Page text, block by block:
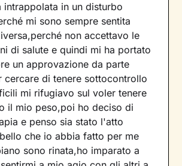
intrappolata in un disturbo
mi sono sempre sentita
non accettavo le
di salute e quindi mi ha portato
un approvazione da parte
cercare di tenere sottocontrollo
mi rifugiavo sul voler tenere
il mio peso,poi ho deciso di
e penso sia stato l'atto
che io abbia fatto per me
sono rinata,ho imparato a